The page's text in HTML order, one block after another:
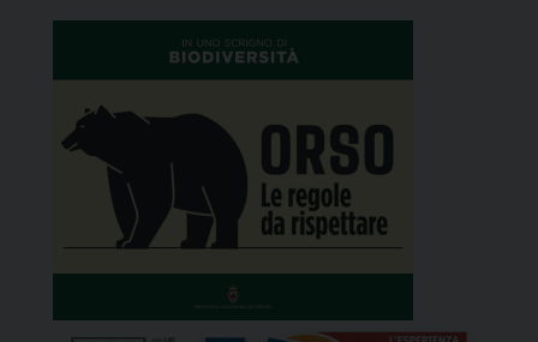
alunni dai 6 ai 14 anni. “La […]